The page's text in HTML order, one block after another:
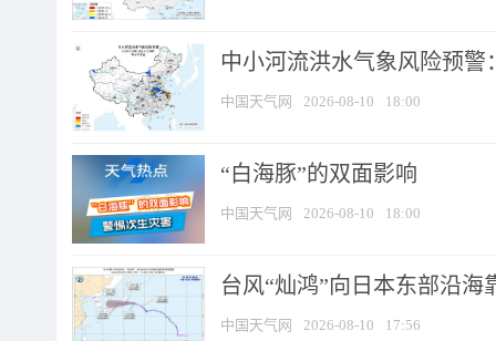
中小河流洪水气象风险预
中国天气网 2026-08-10 18:00
​“白海豚”的双面影响
中国天气网 2026-08-10 18:00
台风“灿鸿”向日本东部沿海
中国天气网 2026-08-10 17:56